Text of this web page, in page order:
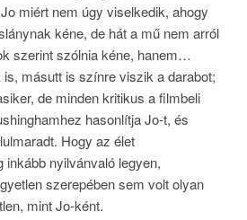
miért nem úgy viselkedik, ahogy
kéne, de hát a mű nem arról
szerint szólnia kéne, hanem…
másutt is színre viszik a darabot;
de minden kritikus a filmbeli
hasonlítja Jo-t, és
Hogy az élet
inkább nyilvánvaló legyen,
szerepében sem volt olyan
mint Jo-ként.